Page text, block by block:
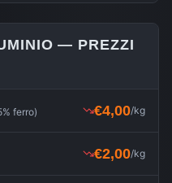
— PREZZI
ferro) €4,00/kg
€2,00/kg